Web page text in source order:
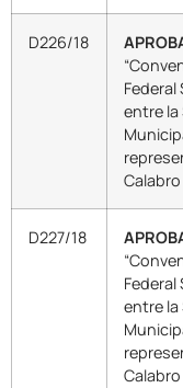
D226/18
Federal
entre la
D227/18
Federal
entre la